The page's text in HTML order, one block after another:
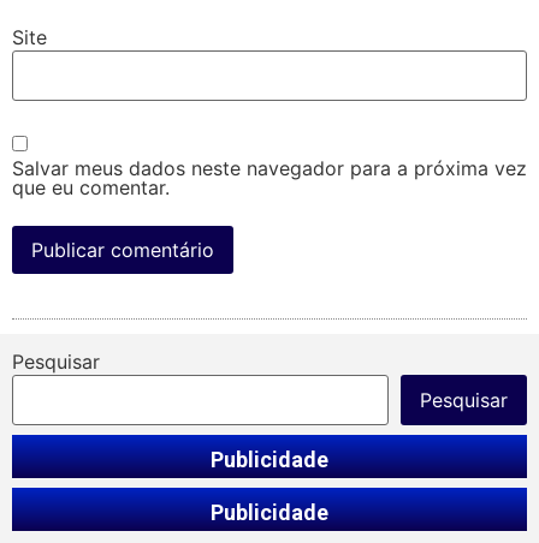
Site
Salvar meus dados neste navegador para a próxima vez
que eu comentar.
Pesquisar
Pesquisar
Publicidade
Publicidade